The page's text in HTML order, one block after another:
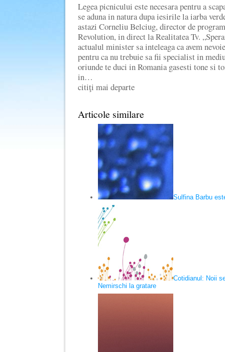
Legea picnicului este necesara pentru a
se aduna in natura dupa iesirile la iarba
astazi Corneliu Belciug, director de
Revolution, in direct la Realitatea Tv.
actualul minister sa inteleaga ca avem
pentru ca nu trebuie sa fii specialist in
oriunde te duci in Romania gasesti tone si
in…
citiţi mai departe
Articole similare
Sulfina Barbu
Cotidianul: Noii
Nemirschi la gratare